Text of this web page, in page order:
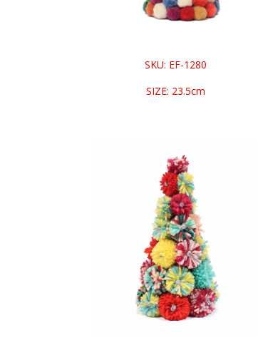
SKU: EF-1280
SIZE: 23.5cm